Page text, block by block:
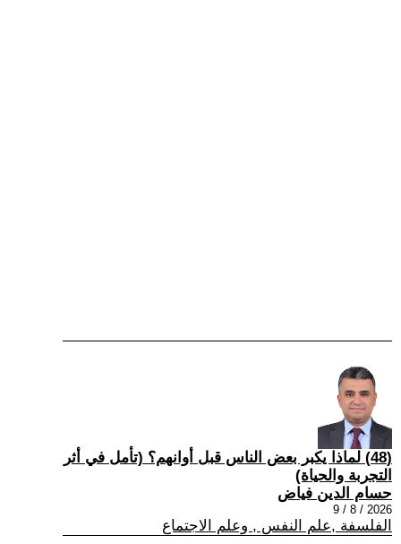
(48) لماذا يكبر بعض الناس قبل أوانهم؟ (تأمل في أثر
التجربة والحياة)
حسام الدين فياض
2026 / 8 / 9
الفلسفة ,علم النفس , وعلم الاجتماع